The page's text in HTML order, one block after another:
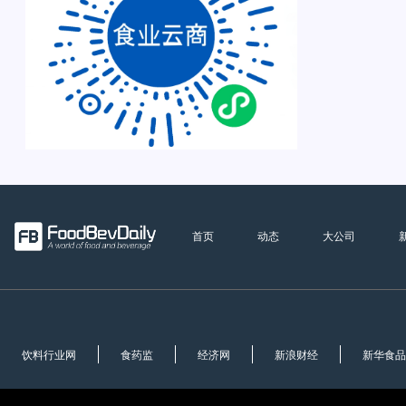
首页 动态 大公司
饮料行业网 食药监 经济网 新浪财经 新华食品